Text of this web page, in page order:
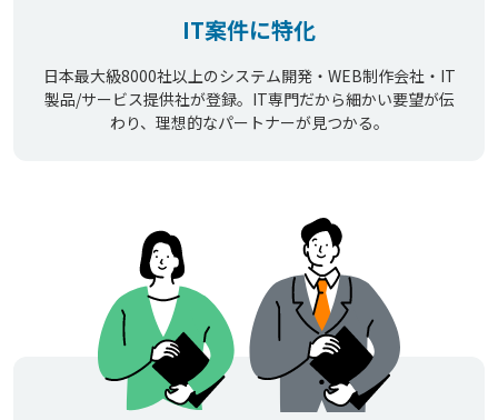
IT案件に特化
日本最大級8000社以上のシステム開発・WEB制作会社・IT
製品/サービス提供社が登録。IT専門だから細かい要望が伝
わり、理想的なパートナーが見つかる。